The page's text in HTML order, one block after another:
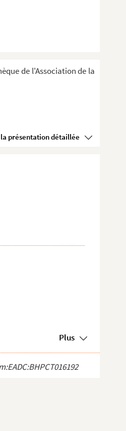
de l'Association de la
Voir la présentation détaillée
Plus